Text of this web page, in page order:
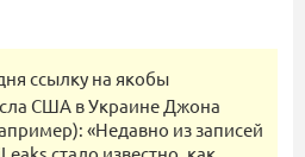
ссылку на якобы
США в Украине Джона
«Недавно из записей